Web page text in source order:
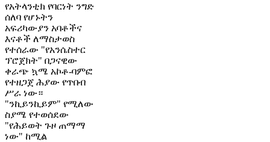
የአትላንቲክ የባርነት ንግድ
ሰለባ የሆኑትን
አፍሪካውያን አባቶችና
እናቶች ለማስታወስ
የተሰራው "የአንሴስተር
ፕሮጀክት" በጋናዊው
ቀራጭ ኳሜ አኮቶ-ባምፎ
የተዘጋጀ ሕያው የጥበብ
ሥራ ነው።
"ንኪይንኪይም" የሚለው
ስያሜ የተወሰደው
"የሕይወት ጉዞ ጠማማ
ነው" ከሚል